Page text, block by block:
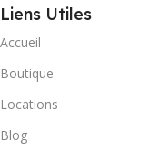
Liens Utiles
Accueil
Boutique
Locations
Blog